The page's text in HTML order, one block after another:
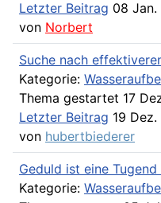
Letzter Beitrag 08
von Norbert
Suche nach
Kategorie:
Thema gestartet 17
Letzter Beitrag 19
von hubertbiederer
Geduld ist eine
Kategorie: